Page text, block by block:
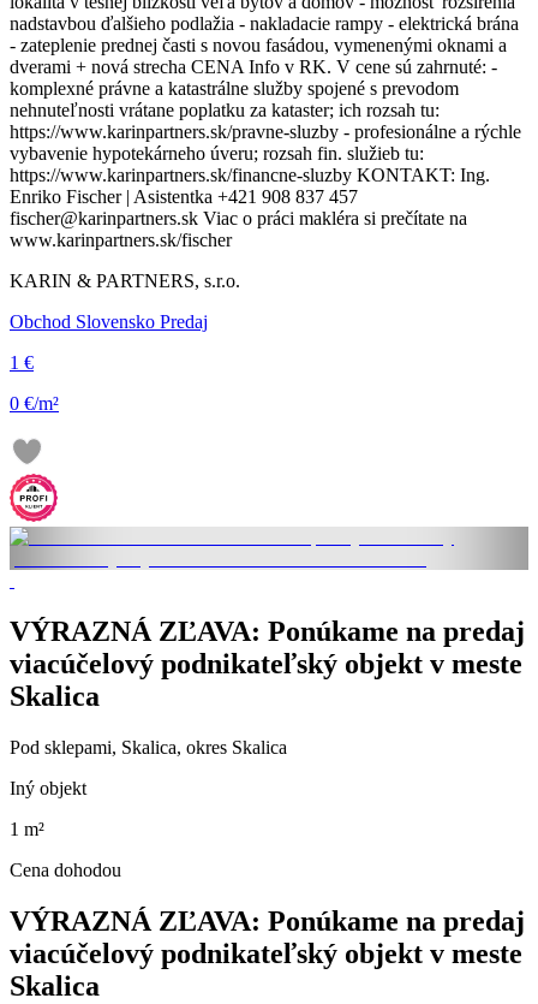
nadstavbou ďalšieho podlažia - nakladacie rampy - elektrická brána
- zateplenie prednej časti s novou fasádou, vymenenými oknami a
dverami + nová strecha CENA Info v RK. V cene sú zahrnuté: -
komplexné právne a katastrálne služby spojené s prevodom
nehnuteľnosti vrátane poplatku za kataster; ich rozsah tu:
https://www.karinpartners.sk/pravne-sluzby - profesionálne a rýchle
vybavenie hypotekárneho úveru; rozsah fin. služieb tu:
https://www.karinpartners.sk/financne-sluzby KONTAKT: Ing.
Enriko Fischer | Asistentka +421 908 837 457
fischer@karinpartners.sk Viac o práci makléra si prečítate na
www.karinpartners.sk/fischer
KARIN & PARTNERS, s.r.o.
Obchod Slovensko Predaj
1 €
0 €/m²
VÝRAZNÁ ZĽAVA: Ponúkame na predaj
viacúčelový podnikateľský objekt v meste
Skalica
Pod sklepami, Skalica, okres Skalica
Iný objekt
1 m²
Cena dohodou
VÝRAZNÁ ZĽAVA: Ponúkame na predaj
viacúčelový podnikateľský objekt v meste
Skalica